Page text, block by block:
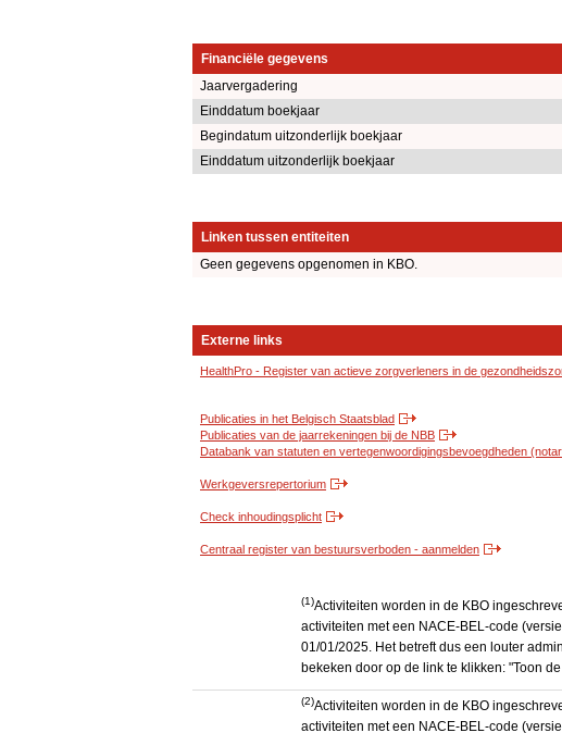
Financiële gegevens
Jaarvergadering
Einddatum boekjaar
Begindatum uitzonderlijk boekjaar
Einddatum uitzonderlijk boekjaar
Linken tussen entiteiten
Geen gegevens opgenomen in KBO.
Externe links
HealthPro - Register van actieve zorgverleners in de
Publicaties in het Belgisch Staatsblad
Publicaties van de jaarrekeningen bij de NBB
Databank van statuten en vertegenwoordigingsbevoegdheden
Werkgeversrepertorium
Check inhoudingsplicht
Centraal register van bestuursverboden - aanmelden
(1)Activiteiten worden in de KBO
activiteiten met een NACE-BEL-code
01/01/2025. Het betreft dus een louter
bekeken door op de link te klikken: "Toon
(2)Activiteiten worden in de KBO
activiteiten met een NACE-BEL-code